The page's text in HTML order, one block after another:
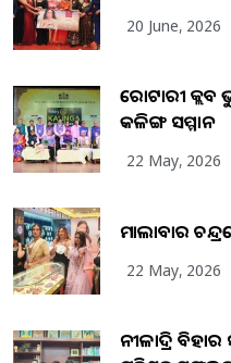
20 June, 2026
ରୋଟାରୀ କ୍ଲବ
କଳିଙ୍ଗ ସମ୍ମାନ
22 May, 2026
ମାଲାବାର
22 May, 2026
ନୀଳାଦ୍ରି